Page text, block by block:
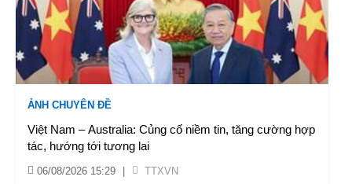
ẢNH CHUYÊN ĐỀ
Việt Nam – Australia: Củng cố niềm tin, tăng cường hợp
tác, hướng tới tương lai
06/08/2026 15:29 TTXVN